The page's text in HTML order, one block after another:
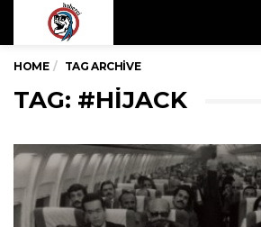
HOME TAG ARCHIVE
TAG: #HIJACK